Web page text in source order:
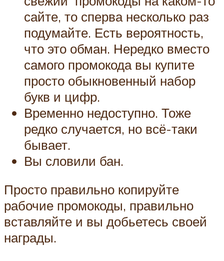
сайте, то сперва несколько раз
подумайте. Есть вероятность,
что это обман. Нередко вместо
самого промокода вы купите
просто обыкновенный набор
букв и цифр.
Временно недоступно. Тоже
редко случается, но всё-таки
бывает.
Вы словили бан.
Просто правильно копируйте
рабочие промокоды, правильно
вставляйте и вы добьетесь своей
награды.